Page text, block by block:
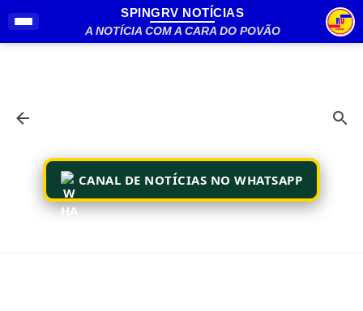
Pular para o conteúdo principal
SPINGRV NOTÍCIAS
A NOTÍCIA COM A CARA DO POVÃO
CANAL DE NOTÍCIAS NO WHATSAPP